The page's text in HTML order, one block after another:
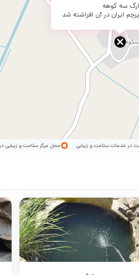
ارگ سه کوهه
ایران در آن افراشته شد
در خدمات سلامت و زیبایی محل مرکز سلامت و زیبایی